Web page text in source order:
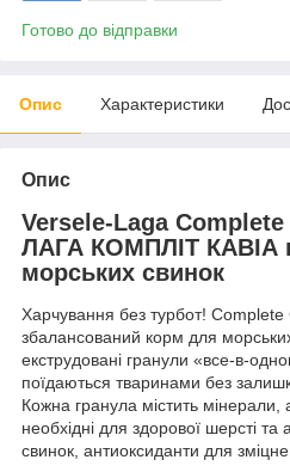
Готово до відправки
Опис Характеристики
Опис
Versele-Laga
ЛАГА КОМПЛІТ КАВІА
морських свинок
Харчування без турбот! Complete
збалансований корм для
екструдовані гранули «все-в-
поїдаються тваринами без
Кожна гранула містить мінерали,
необхідні для здорової шерсті
свинок, антиоксиданти для